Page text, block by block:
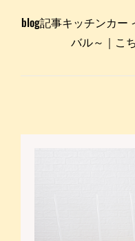
blog記事キッチンカー
バル～｜こ